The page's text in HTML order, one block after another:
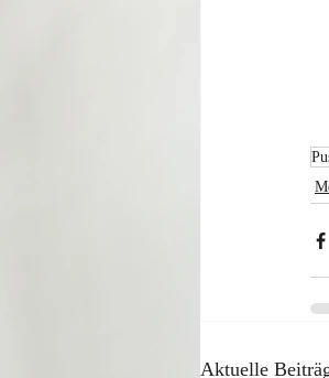
Aktuelle